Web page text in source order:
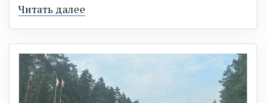
Читать далее